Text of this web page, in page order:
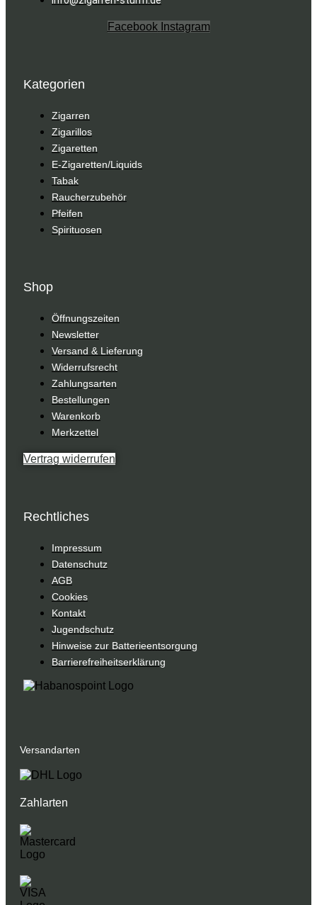
Facebook Instagram
Kategorien
Zigarren
Zigarillos
Zigaretten
E-Zigaretten/Liquids
Tabak
Raucherzubehör
Pfeifen
Spirituosen
Shop
Öffnungszeiten
Newsletter
Versand & Lieferung
Widerrufsrecht
Zahlungsarten
Bestellungen
Warenkorb
Merkzettel
Vertrag widerrufen
Rechtliches
Impressum
Datenschutz
AGB
Cookies
Kontakt
Jugendschutz
Hinweise zur Batterieentsorgung
Barrierefreiheitserklärung
Versandarten
Zahlarten